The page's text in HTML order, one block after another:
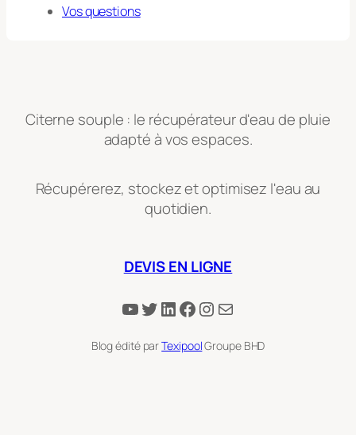
Vos questions
Citerne souple : le récupérateur d'eau de pluie
adapté à vos espaces.
Récupérerez, stockez et optimisez l'eau au
quotidien.
DEVIS EN LIGNE
YouTube
Twitter
LinkedIn
Facebook
Instagram
E-mail
Blog édité parTexipoolGroupe BHD